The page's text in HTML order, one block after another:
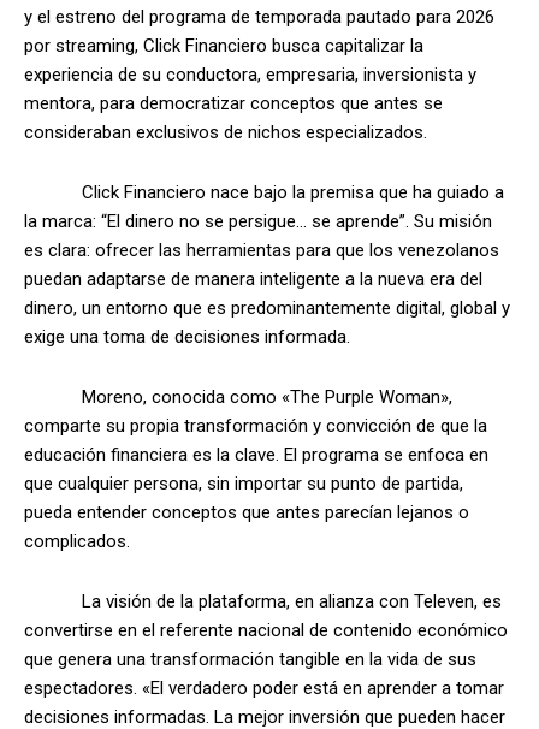
y el estreno del programa de temporada pautado para 2026
por streaming, Click Financiero busca capitalizar la
experiencia de su conductora, empresaria, inversionista y
mentora, para democratizar conceptos que antes se
consideraban exclusivos de nichos especializados.
Click Financiero nace bajo la premisa que ha guiado a
la marca: “El dinero no se persigue… se aprende”. Su misión
es clara: ofrecer las herramientas para que los venezolanos
puedan adaptarse de manera inteligente a la nueva era del
dinero, un entorno que es predominantemente digital, global y
exige una toma de decisiones informada.
Moreno, conocida como «The Purple Woman»,
comparte su propia transformación y convicción de que la
educación financiera es la clave. El programa se enfoca en
que cualquier persona, sin importar su punto de partida,
pueda entender conceptos que antes parecían lejanos o
complicados.
La visión de la plataforma, en alianza con Televen, es
convertirse en el referente nacional de contenido económico
que genera una transformación tangible en la vida de sus
espectadores. «El verdadero poder está en aprender a tomar
decisiones informadas. La mejor inversión que pueden hacer